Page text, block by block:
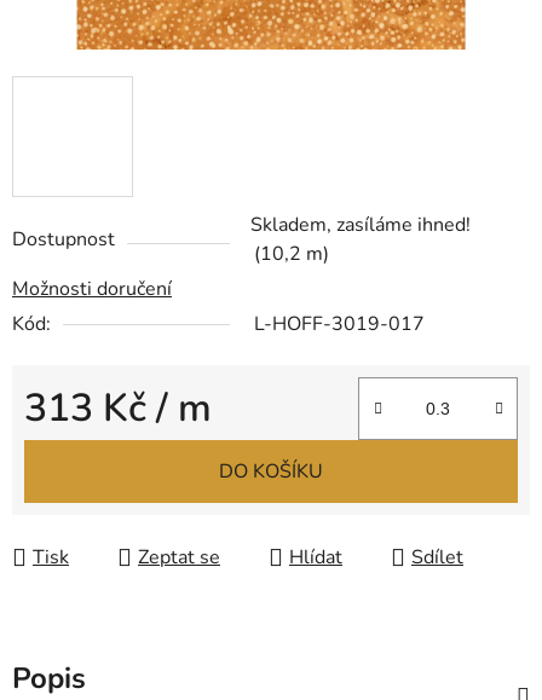
Dostupnost
Skladem, zasíláme ihned!
(10,2 m)
Možnosti doručení
Kód:
L-HOFF-3019-017
313 Kč/ m
Měrná cena:
DO KOŠÍKU
Tisk Zeptat se Hlídat Sdílet
Popis